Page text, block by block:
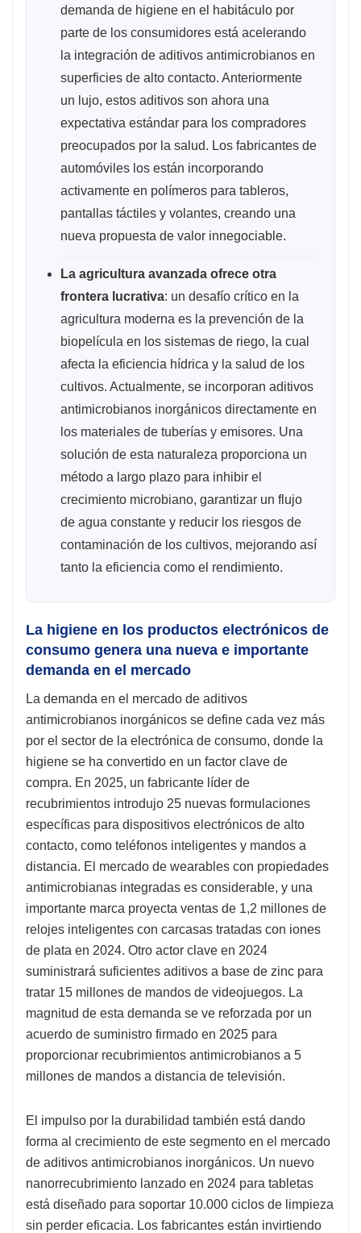
demanda de higiene en el habitáculo por
parte de los consumidores está acelerando
la integración de aditivos antimicrobianos en
superficies de alto contacto. Anteriormente
un lujo, estos aditivos son ahora una
expectativa estándar para los compradores
preocupados por la salud. Los fabricantes de
automóviles los están incorporando
activamente en polímeros para tableros,
pantallas táctiles y volantes, creando una
nueva propuesta de valor innegociable.
La agricultura avanzada ofrece otra
frontera lucrativa: un desafío crítico en la
agricultura moderna es la prevención de la
biopelícula en los sistemas de riego, la cual
afecta la eficiencia hídrica y la salud de los
cultivos. Actualmente, se incorporan aditivos
antimicrobianos inorgánicos directamente en
los materiales de tuberías y emisores. Una
solución de esta naturaleza proporciona un
método a largo plazo para inhibir el
crecimiento microbiano, garantizar un flujo
de agua constante y reducir los riesgos de
contaminación de los cultivos, mejorando así
tanto la eficiencia como el rendimiento.
La higiene en los productos electrónicos de
consumo genera una nueva e importante
demanda en el mercado
La demanda en el mercado de aditivos
antimicrobianos inorgánicos se define cada vez más
por el sector de la electrónica de consumo, donde la
higiene se ha convertido en un factor clave de
compra. En 2025, un fabricante líder de
recubrimientos introdujo 25 nuevas formulaciones
específicas para dispositivos electrónicos de alto
contacto, como teléfonos inteligentes y mandos a
distancia. El mercado de wearables con propiedades
antimicrobianas integradas es considerable, y una
importante marca proyecta ventas de 1,2 millones de
relojes inteligentes con carcasas tratadas con iones
de plata en 2024. Otro actor clave en 2024
suministrará suficientes aditivos a base de zinc para
tratar 15 millones de mandos de videojuegos. La
magnitud de esta demanda se ve reforzada por un
acuerdo de suministro firmado en 2025 para
proporcionar recubrimientos antimicrobianos a 5
millones de mandos a distancia de televisión.
El impulso por la durabilidad también está dando
forma al crecimiento de este segmento en el mercado
de aditivos antimicrobianos inorgánicos. Un nuevo
nanorrecubrimiento lanzado en 2024 para tabletas
está diseñado para soportar 10.000 ciclos de limpieza
sin perder eficacia. Los fabricantes están invirtiendo